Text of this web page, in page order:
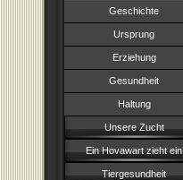
Geschichte
Ursprung
Erziehung
Gesundheit
Haltung
Unsere Zucht
Ein Hovawart zieht ein
Tiergesundheit